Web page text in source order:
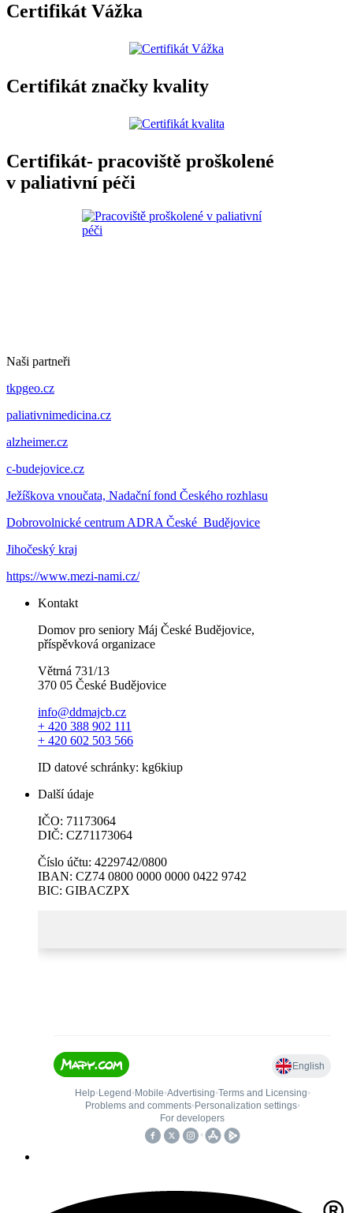
Certifikát Vážka
Certifikát značky kvality
Certifikát- pracoviště proškolené
v paliativní péči
Naši partneři
tkpgeo.cz
paliativnimedicina.cz
alzheimer.cz
c-budejovice.cz
Ježíškova vnoučata, Nadační fond Českého rozhlasu
Dobrovolnické centrum ADRA České Budějovice
Jihočeský kraj
https://www.mezi-nami.cz/
Kontakt
Domov pro seniory Máj České Budějovice,
příspěvková organizace
Větrná 731/13
370 05 České Budějovice
info@ddmajcb.cz
+ 420 388 902 111
+ 420 602 503 566
ID datové schránky: kg6kiup
Další údaje
IČO: 71173064
DIČ: CZ71173064
Číslo účtu: 4229742/0800
IBAN: CZ74 0800 0000 0000 0422 9742
BIC: GIBACZPX